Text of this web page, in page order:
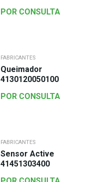
POR CONSULTA
FABRICANTES
Queimador
4130120050100
POR CONSULTA
FABRICANTES
Sensor Active
41451303400